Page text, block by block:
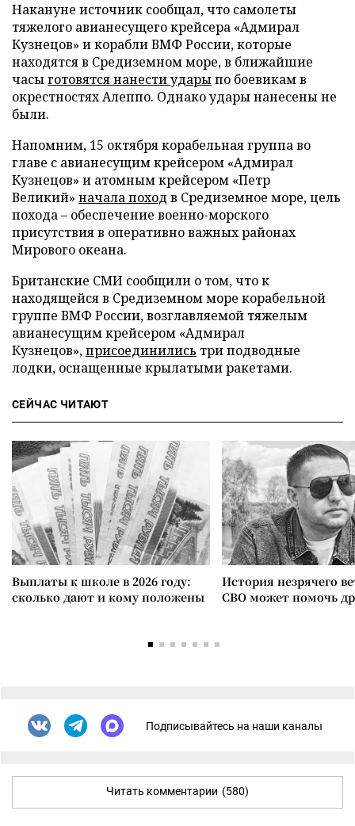
Накануне источник сообщал, что самолеты
тяжелого авианесущего крейсера «Адмирал
Кузнецов» и корабли ВМФ России, которые
находятся в Средиземном море, в ближайшие
часыготовятся нанести ударыпо боевикам в
окрестностях Алеппо. Однако удары нанесены не
были.
Напомним, 15 октября корабельная группа во
главе с авианесущим крейсером «Адмирал
Кузнецов» и атомным крейсером «Петр
Великий» начала поход в Средиземное море, цель
похода – обеспечение военно-морского
присутствия в оперативно важных районах
Мирового океана.
Британские СМИ сообщили о том, что к
находящейся в Средиземном море корабельной
группе ВМФ России, возглавляемой тяжелым
авианесущим крейсером «Адмирал
Кузнецов»,присоединились три подводные
лодки, оснащенные крылатыми ракетами.
СЕЙЧАС ЧИТАЮТ
Выплаты к школе в 2026 году:
сколько дают и кому положены
История незрячего
СВО может помочь
Подписывайтесь на наши каналы
Читать комментарии (580)